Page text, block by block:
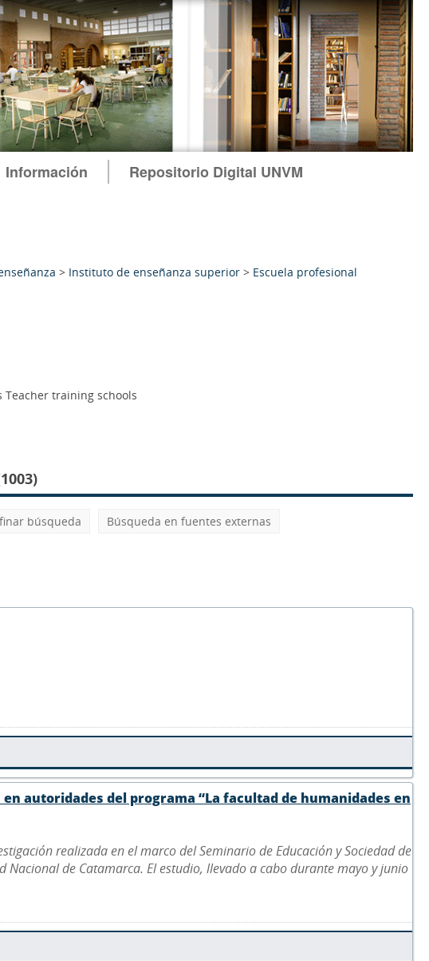
Información Repositorio Digital UNVM
> Instituto de enseñanza superior > Escuela profesional
training schools
búsqueda Búsqueda en fuentes externas
autoridades del programa “La facultad de humanidades en
realizada en el marco del Seminario de Educación y Sociedad de
Nacional de Catamarca. El estudio, llevado a cabo durante mayo y junio